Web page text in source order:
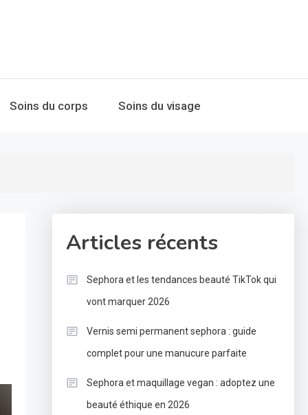
Soins du corps Soins du visage
Articles récents
Sephora et les tendances beauté TikTok qui
vont marquer 2026
Vernis semi permanent sephora : guide
complet pour une manucure parfaite
Sephora et maquillage vegan : adoptez une
beauté éthique en 2026